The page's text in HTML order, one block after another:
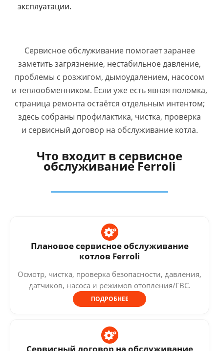
эксплуатации.
Сервисное обслуживание помогает заранее
заметить загрязнение, нестабильное давление,
проблемы с розжигом, дымоудалением, насосом
и теплообменником. Если уже есть явная поломка,
страница ремонта остаётся отдельным интентом;
здесь собраны профилактика, чистка, проверка
и сервисный договор на обслуживание котла.
Что входит в сервисное
обслуживание Ferroli
Плановое сервисное обслуживание
котлов Ferroli
Осмотр, чистка, проверка безопасности, давления,
датчиков, насоса и режимов отопления/ГВС.
ПОДРОБНЕЕ